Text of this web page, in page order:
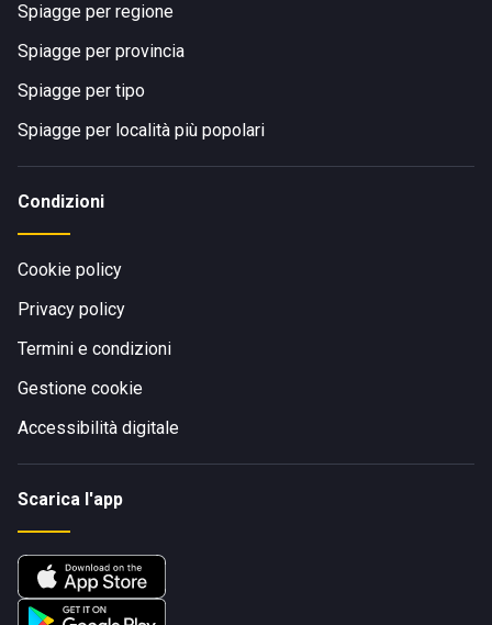
Spiagge per regione
Spiagge per provincia
Spiagge per tipo
Spiagge per località più popolari
Condizioni
Cookie policy
Privacy policy
Termini e condizioni
Gestione cookie
Accessibilità digitale
Scarica l'app